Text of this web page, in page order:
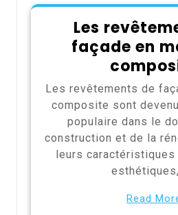
Les
façade en
Les revêtements de
composite sont
populaire dans le
construction et de la
leurs
Read